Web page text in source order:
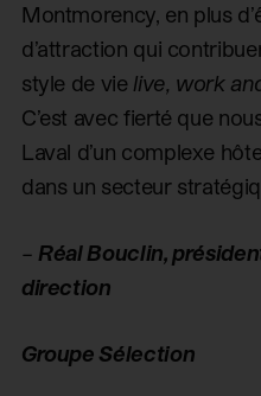
Montmorency, en plus
d’attraction qui
style de vie live, work
C’est avec fierté que
Laval d’un complexe
dans un secteur
– Réal Bouclin,
direction
Groupe Sélection